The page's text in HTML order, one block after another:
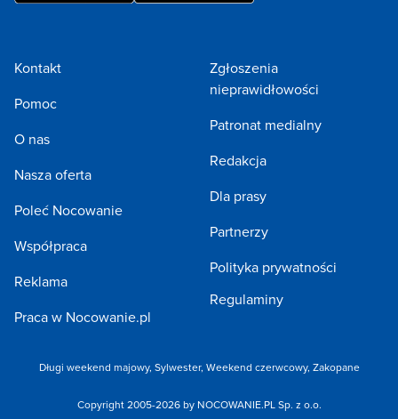
Kontakt
Pomoc
O nas
Nasza oferta
Poleć Nocowanie
Współpraca
Reklama
Praca w Nocowanie.pl
Zgłoszenia
nieprawidłowości
Patronat medialny
Redakcja
Dla prasy
Partnerzy
Polityka prywatności
Regulaminy
Długi weekend majowy, Sylwester, Weekend czerwcowy, Zakopane
Copyright 2005-2026 by NOCOWANIE.PL Sp. z o.o.